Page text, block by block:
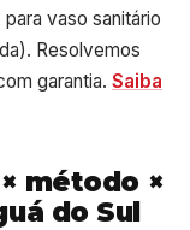
vaso sanitário
Resolvemos
garantia. Saiba
método ×
do Sul